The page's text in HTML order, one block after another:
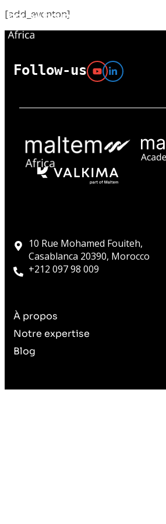
[add_eventon]
Follow-us
10 Rue Mohamed Fouiteh,
Casablanca 20390, Morocco
+212 097 98 009
À propos
Notre expertise
Blog